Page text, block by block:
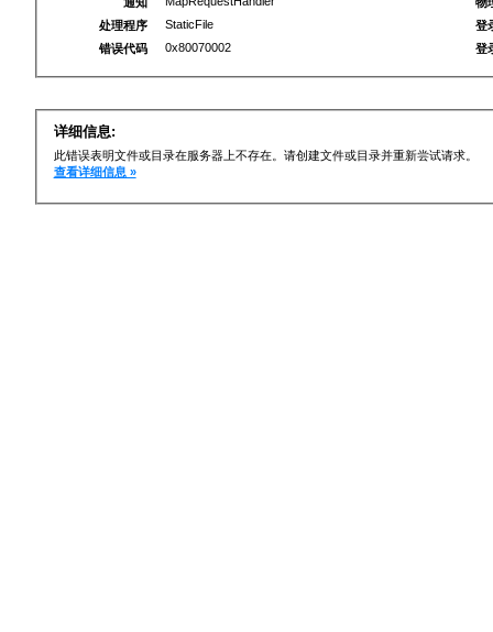
处理程序
StaticFile
错误代码
0x80070002
登
登
详细信息:
此错误表明文件或目录在服务器上不存在。请创建文件或目录并重新尝试请求。
查看详细信息 »